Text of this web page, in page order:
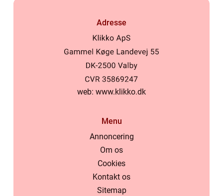
Adresse
web: www.klikko.dk
Menu
Annoncering
Om os
Cookies
Kontakt os
Sitemap